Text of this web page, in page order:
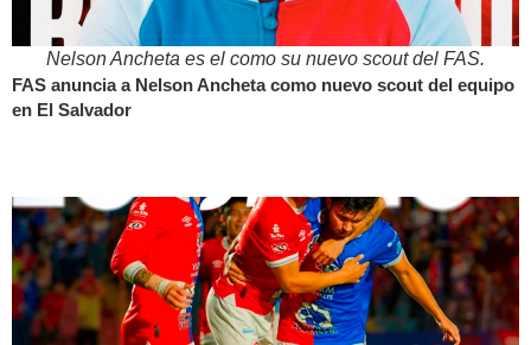
Nelson Ancheta es el como su nuevo scout del FAS.
FAS anuncia a Nelson Ancheta como nuevo scout del equipo
en El Salvador